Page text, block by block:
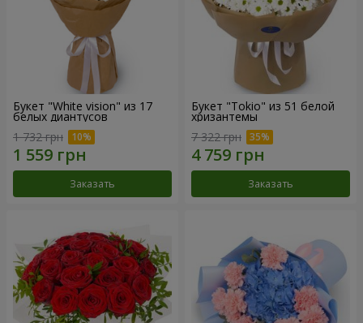
Букет "White vision" из 17
белых диантусов
1 732 грн
Заказать
Букет "Tokio" из 51 белой
хризантемы
7 322 грн
Заказать